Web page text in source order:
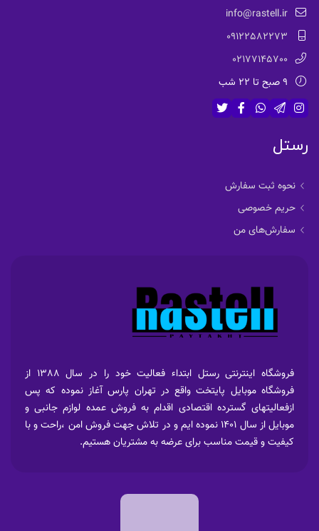
info@rastell.ir
09122582273
02177145700
9 صبح تا 22 شب
رستل
نحوه ثبت سفارش
حریم خصوصی
سفارش‌های من
فروشگاه اینترنتی رستل ابتداء فعالیت خود را در سال 1388 از
فروشگاه موبایل پایتخت واقع در تهران پارس آغاز نموده که پس
ازفعالیتهای گسترده اقتصادی اقدام به فروش عمده لوازم جانبی و
موبایل از سال 1401 نموده ایم و در تلاش جهت فروش امن ،راحت و با
کیفیت و قیمت مناسب برای عرضه به مشتریان هستیم.